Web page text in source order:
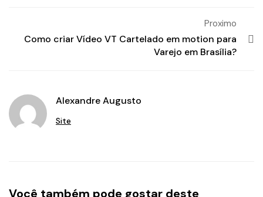
Proximo
Como criar Vídeo VT Cartelado em motion para
Varejo em Brasília?
Alexandre Augusto
Site
Você também pode gostar deste